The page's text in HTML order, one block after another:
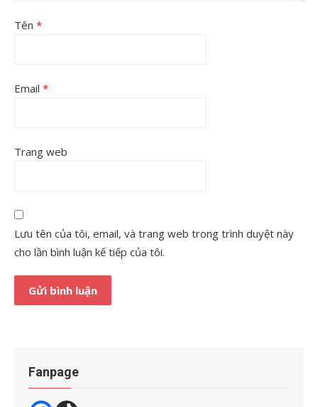
Tên *
Email *
Trang web
Lưu tên của tôi, email, và trang web trong trình duyệt này
cho lần bình luận kế tiếp của tôi.
Fanpage